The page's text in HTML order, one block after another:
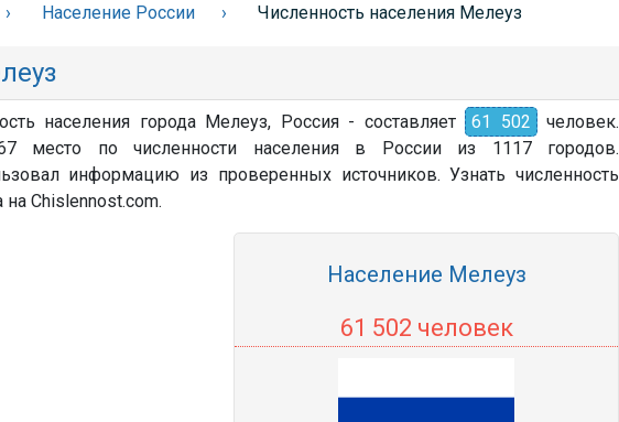
Население России Численность населения Мелеуз
населения города Мелеуз, Россия - составляет 61 502 человек.
место по численности населения в России из 1117 городов.
информацию из проверенных источников. Узнать численность
на Chislennost.com.
Население Мелеуз
61 502 человек